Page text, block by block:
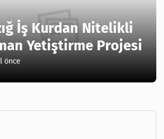
İş Kurdan Nitelikli
Yetiştirme Projesi
önce